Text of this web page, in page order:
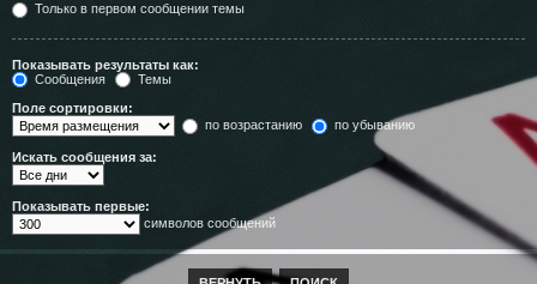
Только в первом сообщении темы
Показывать результаты как:
Сообщения
Темы
Поле сортировки:
по возрастанию
по убыванию
Искать сообщения за:
Показывать первые:
символов сообщений